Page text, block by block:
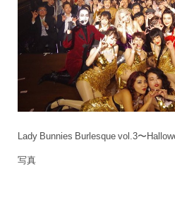
Lady Bunnies Burlesque vol.3〜
写真